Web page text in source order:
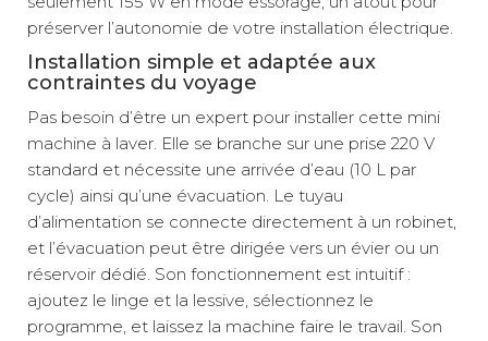
préserver l’autonomie de votre installation électrique.
Installation simple et adaptée aux
contraintes du voyage
Pas besoin d’être un expert pour installer cette mini
machine à laver. Elle se branche sur une prise 220 V
standard et nécessite une arrivée d’eau (10 L par
cycle) ainsi qu’une évacuation. Le tuyau
d’alimentation se connecte directement à un robinet,
et l’évacuation peut être dirigée vers un évier ou un
réservoir dédié. Son fonctionnement est intuitif :
ajoutez le linge et la lessive, sélectionnez le
programme, et laissez la machine faire le travail. Son